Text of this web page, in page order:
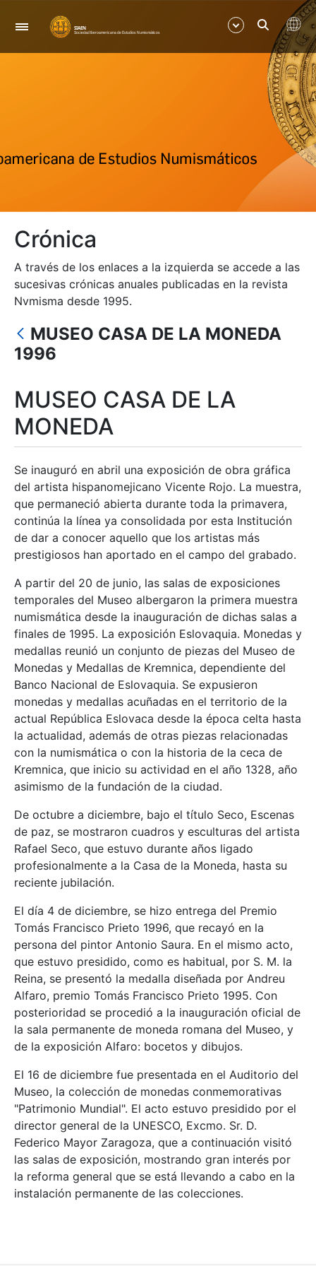
Navigation
Show/Hide
Show/Hide
Crónica
A través de los enlaces a la izquierda se accede a las
sucesivas crónicas anuales publicadas en la revista
Nvmisma desde 1995.
MUSEO CASA DE LA MONEDA
1996
MUSEO CASA DE LA
MONEDA
Se inauguró en abril una exposición de obra gráfica
del artista hispanomejicano Vicente Rojo. La muestra,
que permaneció abierta durante toda la primavera,
continúa la línea ya consolidada por esta Institución
de dar a conocer aquello que los artistas más
prestigiosos han aportado en el campo del grabado.
A partir del 20 de junio, las salas de exposiciones
temporales del Museo albergaron la primera muestra
numismática desde la inauguración de dichas salas a
finales de 1995. La exposición Eslovaquia. Monedas y
medallas reunió un conjunto de piezas del Museo de
Monedas y Medallas de Kremnica, dependiente del
Banco Nacional de Eslovaquia. Se expusieron
monedas y medallas acuñadas en el territorio de la
actual República Eslovaca desde la época celta hasta
la actualidad, además de otras piezas relacionadas
con la numismática o con la historia de la ceca de
Kremnica, que inicio su actividad en el año 1328, año
asimismo de la fundación de la ciudad.
De octubre a diciembre, bajo el título Seco, Escenas
de paz, se mostraron cuadros y esculturas del artista
Rafael Seco, que estuvo durante años ligado
profesionalmente a la Casa de la Moneda, hasta su
reciente jubilación.
El día 4 de diciembre, se hizo entrega del Premio
Tomás Francisco Prieto 1996, que recayó en la
persona del pintor Antonio Saura. En el mismo acto,
que estuvo presidido, como es habitual, por S. M. la
Reina, se presentó la medalla diseñada por Andreu
Alfaro, premio Tomás Francisco Prieto 1995. Con
posterioridad se procedió a la inauguración oficial de
la sala permanente de moneda romana del Museo, y
de la exposición Alfaro: bocetos y dibujos.
El 16 de diciembre fue presentada en el Auditorio del
Museo, la colección de monedas conmemorativas
"Patrimonio Mundial". El acto estuvo presidido por el
director general de la UNESCO, Excmo. Sr. D.
Federico Mayor Zaragoza, que a continuación visitó
las salas de exposición, mostrando gran interés por
la reforma general que se está llevando a cabo en la
instalación permanente de las colecciones.